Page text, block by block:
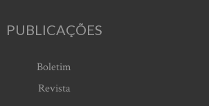
PUBLICAÇÕES
Boletim
Revista